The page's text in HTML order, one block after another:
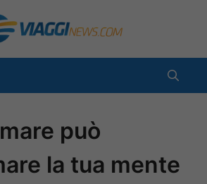
può
la tua mente